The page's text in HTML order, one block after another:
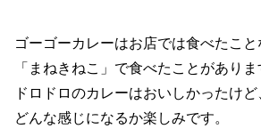
ゴーゴーカレーはお店では食べたこ
「まねきねこ」で食べたことがありま
ドロドロのカレーはおいしかったけ
どんな感じになるか楽しみです。